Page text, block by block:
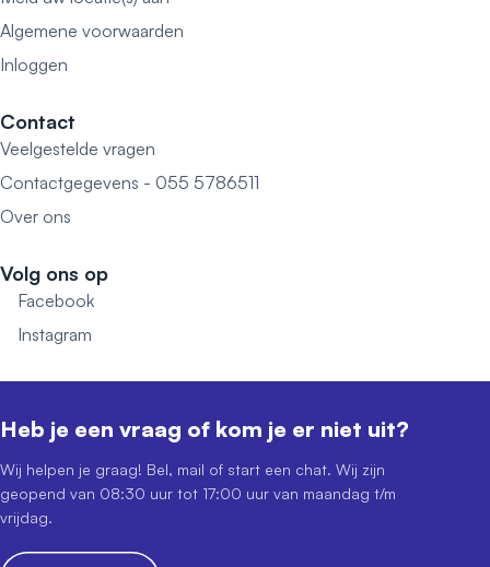
Algemene voorwaarden
Inloggen
Contact
Veelgestelde vragen
Contactgegevens - 055 5786511
Over ons
Volg ons op
Facebook
Instagram
Heb je een vraag of kom je er niet uit?
Wij helpen je graag! Bel, mail of start een chat. Wij zijn
geopend van 08:30 uur tot 17:00 uur van maandag t/m
vrijdag.